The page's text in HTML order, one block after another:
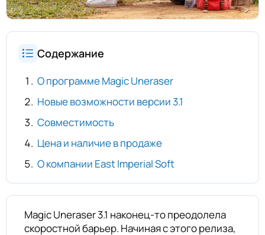
Содержание
О программе Magic Uneraser
Новые возможности версии 3.1
Совместимость
Цена и наличие в продаже
О компании East Imperial Soft
Magic Uneraser 3.1 наконец-то преодолела
скоростной барьер. Начиная с этого релиза,